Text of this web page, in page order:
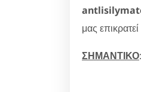
μας επικρατεί
ΣΗΜΑΝΤΙΚΟ